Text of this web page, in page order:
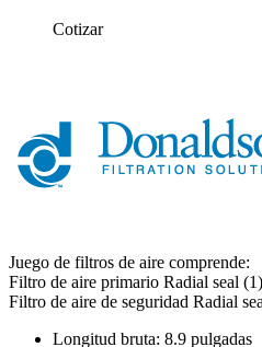
Cotizar
Juego de filtros de aire comprende:
Filtro de aire primario Radial seal
Filtro de aire de seguridad Radial
Longitud bruta: 8.9 pulgadas